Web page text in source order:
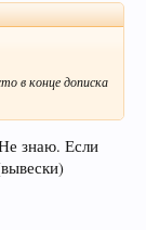
в конце дописка
знаю. Если